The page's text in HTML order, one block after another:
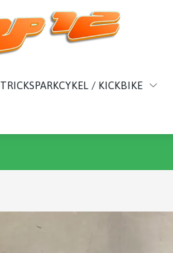
TRICKSPARKCYKEL / KICKBIKE